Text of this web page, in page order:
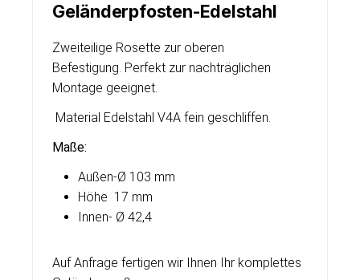
Geländerpfosten-Edelstahl
Zweiteilige Rosette zur oberen
Befestigung. Perfekt zur nachträglichen
Montage geeignet.
Material Edelstahl V4A fein geschliffen.
Maße:
Außen-Ø 103 mm
Höhe 17 mm
Innen- Ø 42,4
Auf Anfrage fertigen wir Ihnen Ihr komplettes